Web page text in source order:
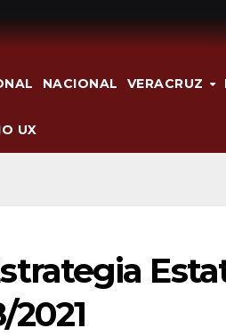
NACIONAL VERACRUZ
UX